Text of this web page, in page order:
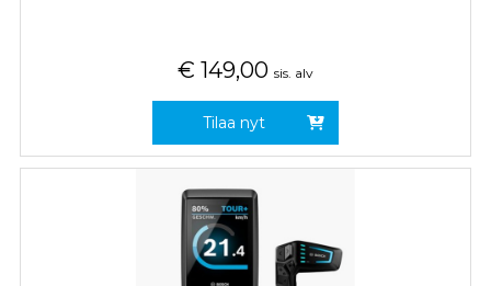
€ 149,00 sis. alv
Tilaa nyt